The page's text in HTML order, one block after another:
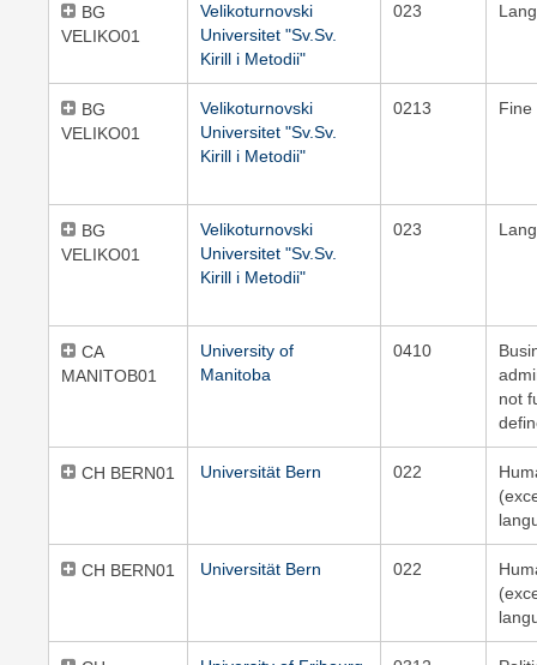
BG
VELIKO01
Velikoturnovski
Universitet "Sv.Sv.
Kirill i Metodii"
023
BG
VELIKO01
Velikoturnovski
Universitet "Sv.Sv.
Kirill i Metodii"
0213 Fine
BG
VELIKO01
Velikoturnovski
Universitet "Sv.Sv.
Kirill i Metodii"
023
CA
MANITOB01
University of
Manitoba
0410
not
CH BERN01 Universität Bern 022
CH BERN01 Universität Bern 022